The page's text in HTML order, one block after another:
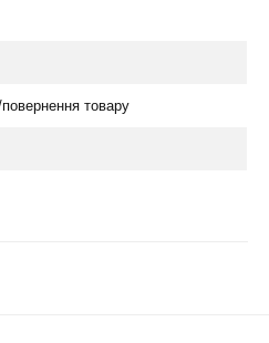
товару